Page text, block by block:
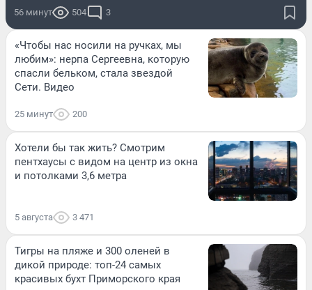
56 минут 504 3
«Чтобы нас носили на ручках, мы
любим»: нерпа Сергеевна, которую
спасли бельком, стала звездой
Сети. Видео
25 минут 200
Хотели бы так жить? Смотрим
пентхаусы с видом на центр из окна
и потолками 3,6 метра
5 августа 3 471
Тигры на пляже и 300 оленей в
дикой природе: топ-24 самых
красивых бухт Приморского края